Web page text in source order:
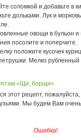
соломкой и добавьте в
дольками. Лук и
овощи в бульон и
посолите и поперчите.
положите кусочек
Мелко рубленный
«Щи, борщи»
этот рецепт,
Мы будем Вам
Ошибка!